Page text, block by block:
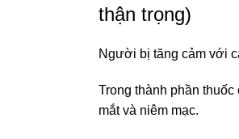
thận trọng)
Người bị tăng cảm với
Trong thành phần
mắt và niêm mạc.